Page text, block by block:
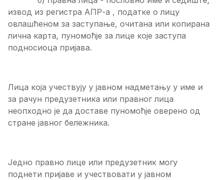
извод из регистра АПР-а , податке о лицу
овлашћеном за заступање, очитана или копирана
лична карта, пуномоћје за лице које заступа
подносиоца пријава.
Лица која учествују у јавном надметању у име и
за рачун предузетника или правног лица
неопходно је да доставе пуномоћје оверено од
стране јавног бележника.
Једно правно лице или предузетник могу
поднети пријаве и учествовати у јавном